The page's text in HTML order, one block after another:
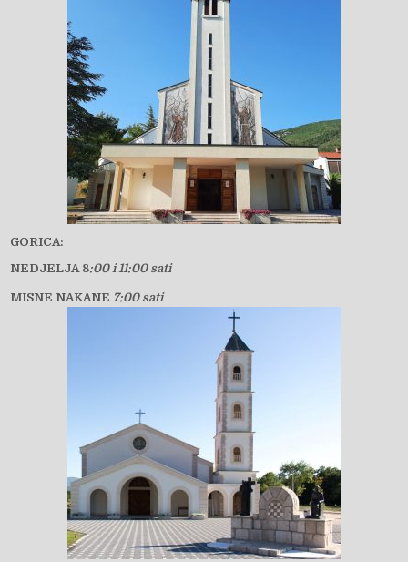
GORICA:
NEDJELJA 8:00 i 11:00 sati
MISNE NAKANE 7:00 sati